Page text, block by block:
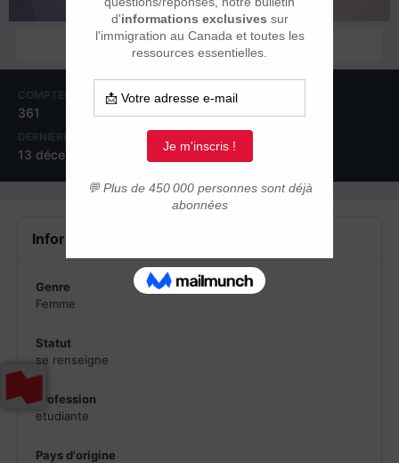
COMPTEUR DE CONTENUS
361
INSCRIPTION
4 mai 2009
DERNIÈRE VISITE
13 décembre 2010
Informations du profil
Genre
Femme
Statut
se renseigne
Profession
etudiante
Pays d'origine